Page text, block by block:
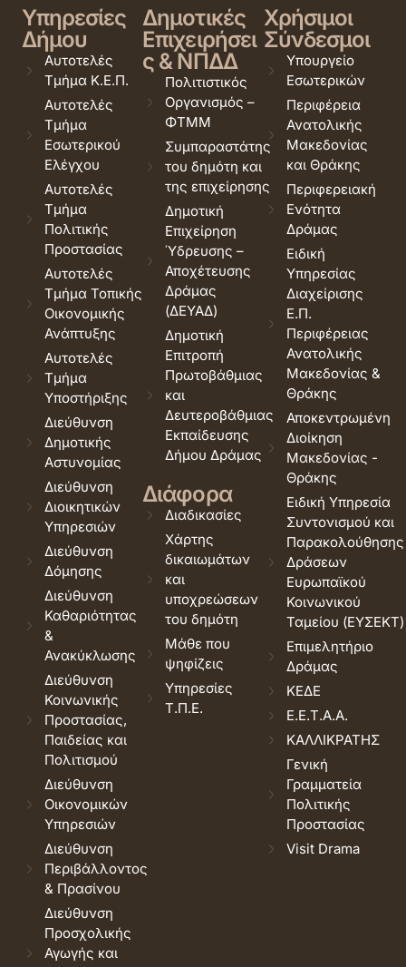
Υπηρεσίες
Δήμου
Αυτοτελές
Τμήμα Κ.Ε.Π.
Αυτοτελές
Τμήμα
Εσωτερικού
Ελέγχου
Αυτοτελές
Τμήμα
Πολιτικής
Προστασίας
Αυτοτελές
Τμήμα Τοπικής
Οικονομικής
Ανάπτυξης
Αυτοτελές
Τμήμα
Υποστήριξης
Διεύθυνση
Δημοτικής
Αστυνομίας
Διεύθυνση
Διοικητικών
Υπηρεσιών
Διεύθυνση
Δόμησης
Διεύθυνση
Καθαριότητας
&
Ανακύκλωσης
Διεύθυνση
Κοινωνικής
Προστασίας,
Παιδείας και
Πολιτισμού
Διεύθυνση
Οικονομικών
Υπηρεσιών
Διεύθυνση
Περιβάλλοντος
& Πρασίνου
Διεύθυνση
Προσχολικής
Αγωγής και
Δημοτικές
Επιχειρήσει
ς & ΝΠΔΔ
Πολιτιστικός
Οργανισμός –
ΦΤΜΜ
Συμπαραστάτης
του δημότη και
της επιχείρησης
Δημοτική
Επιχείρηση
Ύδρευσης –
Αποχέτευσης
Δράμας
(ΔΕΥΑΔ)
Δημοτική
Επιτροπή
Πρωτοβάθμιας
και
Δευτεροβάθμιας
Εκπαίδευσης
Δήμου Δράμας
Διάφορα
Διαδικασίες
Χάρτης
δικαιωμάτων
και
υποχρεώσεων
του δημότη
Μάθε που
ψηφίζεις
Υπηρεσίες
Τ.Π.Ε.
Χρήσιμοι
Σύνδεσμοι
Υπουργείο
Εσωτερικών
Περιφέρεια
Ανατολικής
Μακεδονίας
και Θράκης
Περιφερειακή
Ενότητα
Δράμας
Ειδική
Υπηρεσίας
Διαχείρισης
Ε.Π.
Περιφέρειας
Ανατολικής
Μακεδονίας &
Θράκης
Αποκεντρωμένη
Διοίκηση
Μακεδονίας -
Θράκης
Ειδική Υπηρεσία
Συντονισμού και
Παρακολούθησης
Δράσεων
Ευρωπαϊκού
Κοινωνικού
Ταμείου (ΕΥΣΕΚΤ)
Επιμελητήριο
Δράμας
ΚΕΔΕ
Ε.Ε.Τ.Α.Α.
ΚΑΛΛΙΚΡΑΤΗΣ
Γενική
Γραμματεία
Πολιτικής
Προστασίας
Visit Drama